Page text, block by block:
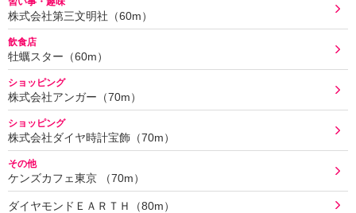
株式会社第三文明社（60m）
飲食店
牡蠣スター（60m）
ショッピング
株式会社アンガー（70m）
ショッピング
株式会社ダイヤ時計宝飾（70m）
その他
ケンズカフェ東京 （70m）
ダイヤモンドＥＡＲＴＨ（80m）